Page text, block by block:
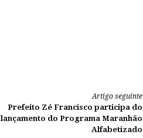
Artigo seguinte
Prefeito Zé Francisco participa do
lançamento do Programa Maranhão
Alfabetizado